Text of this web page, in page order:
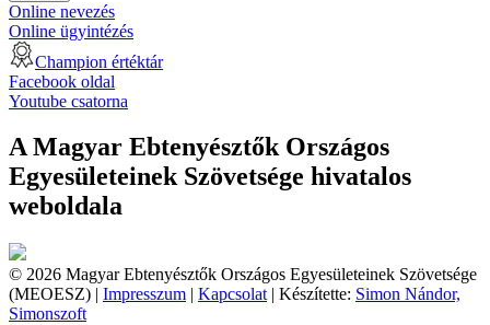
Online nevezés
Online ügyintézés
Champion értéktár
Facebook oldal
Youtube csatorna
A Magyar Ebtenyésztők Országos
Egyesületeinek Szövetsége hivatalos
weboldala
© 2026 Magyar Ebtenyésztők Országos Egyesületeinek Szövetsége
(MEOESZ) | Impresszum | Kapcsolat | Készítette: Simon Nándor,
Simonszoft